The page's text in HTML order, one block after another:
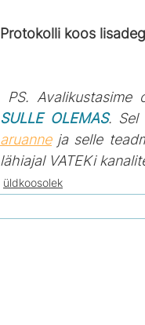
Protokolli koos
PS.
SULLE OLEMAS. Sel
aruanne ja selle
lähiajal VATEKi
üldkoosolek